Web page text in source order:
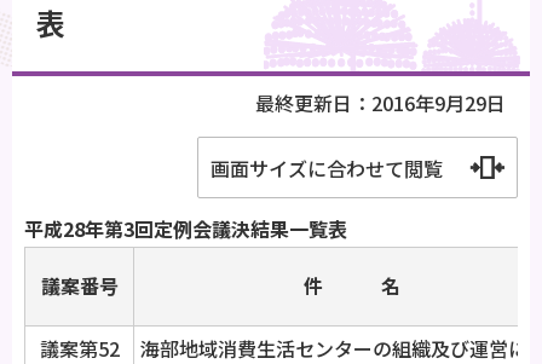
で
すか
表
最終更新日：2016年9月29日
画面サイズに合わせて閲覧
平成28年第3回定例会議決結果一覧表
議案番号
件 名
議案第52
海部地域消費生活センターの組織及び運営に